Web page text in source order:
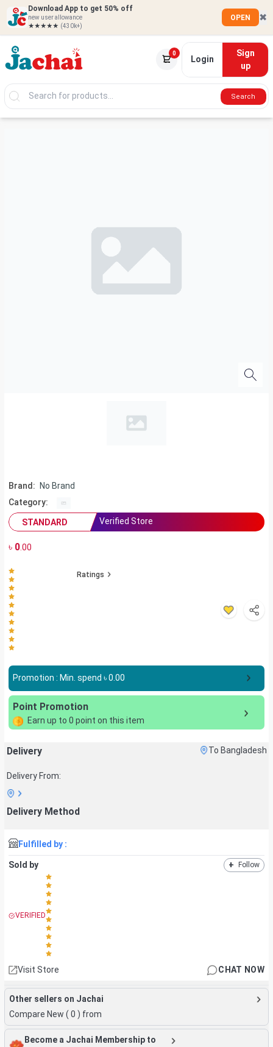
Download App to get 50% off
new user allowance
★★★★★ (430k+)
OPEN ✖
0
Login
Sign
up
Search
Brand:
No Brand
Category:
STANDARD
Verified Store
৳ 0.00
Ratings
Promotion : Min. spend ৳0.00
Point Promotion
Earn up to 0 point on this item
Delivery To Bangladesh
Delivery From:
Delivery Method
Fulfilled by :
Sold by + Follow
VERIFIED
Visit Store CHAT NOW
Other sellers on Jachai
Compare New ( 0 ) from
Become a Jachai Membership to